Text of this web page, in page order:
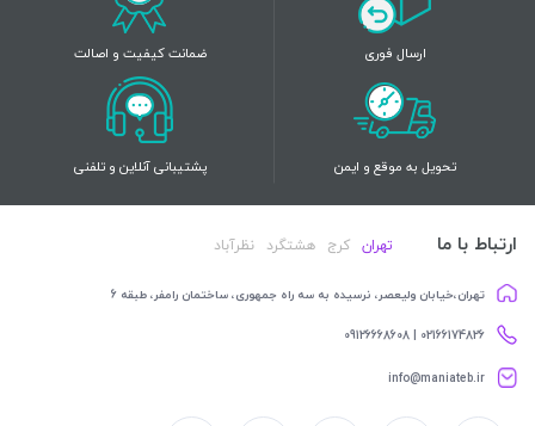
ارسال فوری ضمانت کیفیت و اصالت
تحویل به موقع و ایمن پشتیبانی آنلاین و تلفنی
ارتباط با ما تهران کرج هشتگرد نظرآباد
تهران،خیابان ولیعصر، نرسیده به سه راه جمهوری، ساختمان رامفر، طبقه 6
02166174826 | 09126668608
info@maniateb.ir